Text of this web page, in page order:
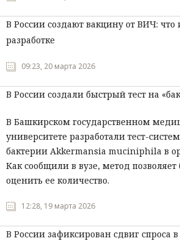
В России создают вакцину от ВИЧ: что
разработке
09:23, 20 марта 2026
В России создали быстрый тест на
В Башкирском государственном
университете разработали тест-
бактерии Akkermansia muciniphila в
Как сообщили в вузе, метод
оценить ее количество.
12:28, 19 марта 2026
В России зафиксирован сдвиг спроса в